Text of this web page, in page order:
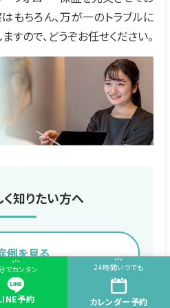
でカンタン
予約
24時間いつでも
カレンダー予約
もちろん、万が一のトラブルに
ので、どうぞお任せください。
く知りたい方へ
例を見る
金を見る